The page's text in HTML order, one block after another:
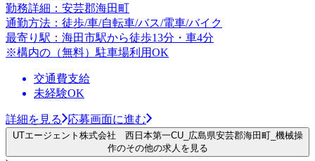
勤務詳細：安芸郡海田町
通勤方法：徒歩/車/自転車/バス/電車/バイク
最寄り駅：海田市駅から徒歩13分・車4分
※構内の（無料）駐車場利用OK
交通費支給
未経験OK
詳細を見る 応募画面に進む
UTエージェント株式会社 西日本第一CU_広島県安芸郡海田町_機械操
作のその他の求人を見る